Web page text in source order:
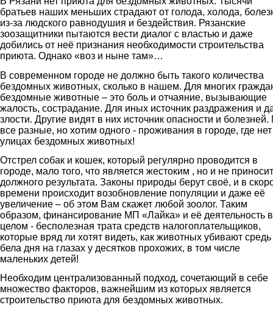
братьев наших меньших страдают от голода, холода,
из-за людского равнодушия и бездействия. Рязанские
зоозащитники пытаются вести диалог с властью и даже
добились от неё признания необходимости строительства
приюта. Однако «воз и ныне там»…
В современном городе не должно быть такого количества
бездомных животных, сколько в нашем. Для многих
бездомные животные – это боль и отчаяние, вызывающие
жалость, сострадание. Для иных источник раздражения и
злости. Другие видят в них источник опасности и
все разные, но хотим одного - проживания в городе, где
улицах бездомных животных!
Отстрел собак и кошек, который регулярно проводится в
городе, мало того, что является жестоким , но и не приносит
должного результата. Законы природы берут своё, и в
времени происходит возобновление популяции и даже её
увеличение – об этом Вам скажет любой зоолог. Таким
образом, финансирование МП «Лайка» и её деятельность в
целом - бесполезная трата средств налогоплательщиков,
которые вряд ли хотят видеть, как животных убивают средь
бела дня на глазах у десятков прохожих, в том числе
маленьких детей!
Необходим централизованный подход, сочетающий в себе
множество факторов, важнейшим из которых является
строительство приюта для бездомных животных.